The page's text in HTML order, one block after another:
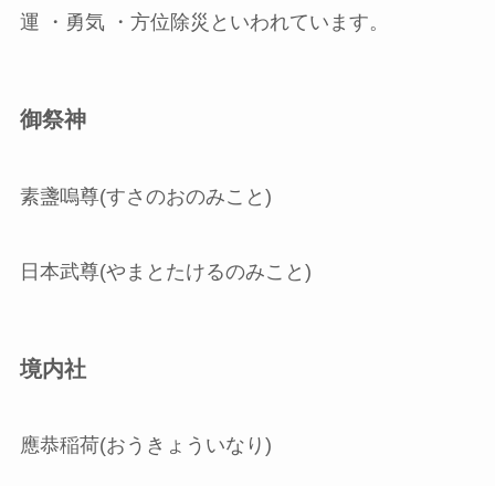
運 ・勇気 ・方位除災といわれています。
御祭神
素盞嗚尊(すさのおのみこと)
日本武尊(やまとたけるのみこと)
境内社
應恭稲荷(おうきょういなり)